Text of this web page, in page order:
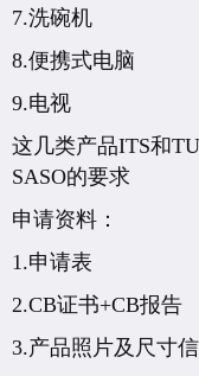
7.洗碗机
8.便携式电脑
9.电视
这几类产品ITS和
SASO的要求
申请资料：
1.申请表
2.CB证书+CB报告
3.产品照片及尺寸